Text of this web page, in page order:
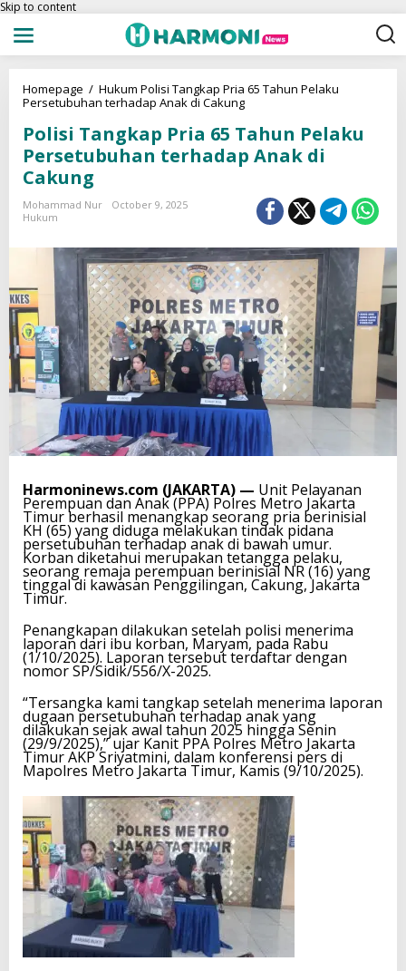
Skip to content
Homepage / Hukum Polisi Tangkap Pria 65 Tahun Pelaku
Persetubuhan terhadap Anak di Cakung
Polisi Tangkap Pria 65 Tahun Pelaku
Persetubuhan terhadap Anak di
Cakung
Mohammad Nur
October 9, 2025
Hukum
Harmoninews.com (JAKARTA) — Unit Pelayanan
Perempuan dan Anak (PPA) Polres Metro Jakarta
Timur berhasil menangkap seorang pria berinisial
KH (65) yang diduga melakukan tindak pidana
persetubuhan terhadap anak di bawah umur.
Korban diketahui merupakan tetangga pelaku,
seorang remaja perempuan berinisial NR (16) yang
tinggal di kawasan Penggilingan, Cakung, Jakarta
Timur.
Penangkapan dilakukan setelah polisi menerima
laporan dari ibu korban, Maryam, pada Rabu
(1/10/2025). Laporan tersebut terdaftar dengan
nomor SP/Sidik/556/X-2025.
“Tersangka kami tangkap setelah menerima laporan
dugaan persetubuhan terhadap anak yang
dilakukan sejak awal tahun 2025 hingga Senin
(29/9/2025),” ujar Kanit PPA Polres Metro Jakarta
Timur AKP Sriyatmini, dalam konferensi pers di
Mapolres Metro Jakarta Timur, Kamis (9/10/2025).